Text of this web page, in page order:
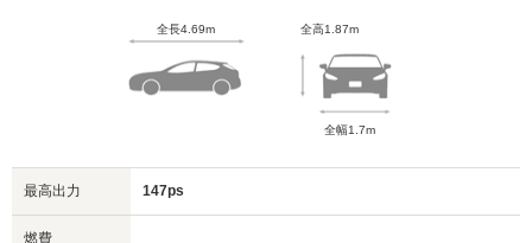
全長4.69m 全高1.87m
全幅1.7m
最高出力 147ps
燃費